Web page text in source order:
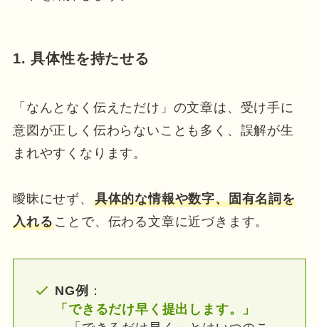
1. 具体性を持たせる
「なんとなく伝えただけ」の文章は、受け手に
意図が正しく伝わらないことも多く、誤解が生
まれやすくなります。
曖昧にせず、 具体的な情報や数字、固有名詞を
入れることで、伝わる文章に近づきます。
NG例 ：
「できるだけ早く提出します。」